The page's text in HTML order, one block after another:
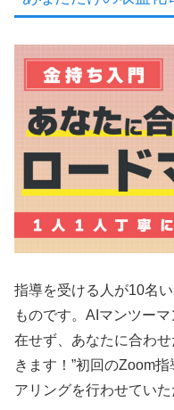
指導を受ける人が10名
ものです。AIマンツー
在せず、あなたに合わ
きます！”初回のZoom
アリングを行わせていた